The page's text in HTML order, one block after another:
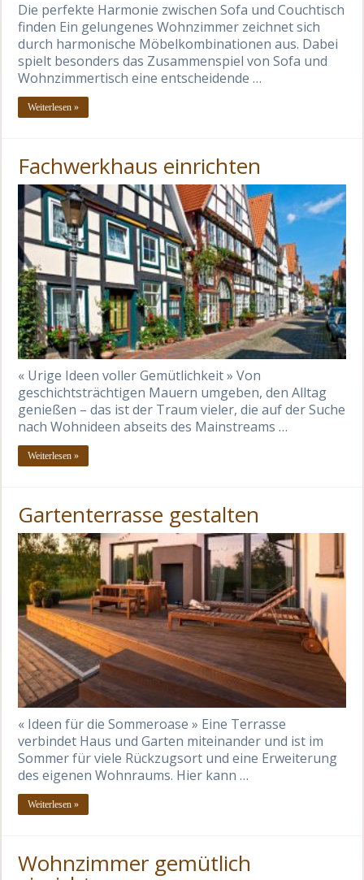
Die perfekte Harmonie zwischen Sofa und Couchtisch
finden Ein gelungenes Wohnzimmer zeichnet sich
durch harmonische Möbelkombinationen aus. Dabei
spielt besonders das Zusammenspiel von Sofa und
Wohnzimmertisch eine entscheidende …
Weiterlesen »
Fachwerkhaus einrichten
« Urige Ideen voller Gemütlichkeit » Von
geschichtsträchtigen Mauern umgeben, den Alltag
genießen – das ist der Traum vieler, die auf der Suche
nach Wohnideen abseits des Mainstreams …
Weiterlesen »
Gartenterrasse gestalten
« Ideen für die Sommeroase » Eine Terrasse
verbindet Haus und Garten miteinander und ist im
Sommer für viele Rückzugsort und eine Erweiterung
des eigenen Wohnraums. Hier kann …
Weiterlesen »
Wohnzimmer gemütlich